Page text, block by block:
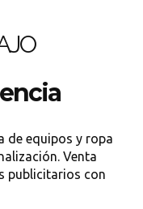
de equipos y ropa
Venta
publicitarios con